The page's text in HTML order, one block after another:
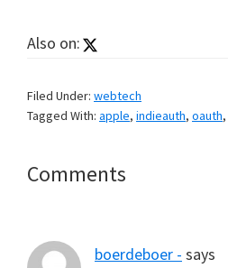
Also on:
Filed Under: webtech
Tagged With: apple, indieauth, oauth,
Reader
Comments
boerdeboer - says